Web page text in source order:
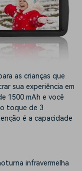
as crianças que
sua experiência em
1500 mAh e você
toque de 3
é a capacidade
infravermelha